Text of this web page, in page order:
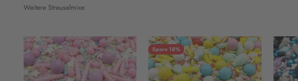
Weitere Streuselmixe
Spare 18%